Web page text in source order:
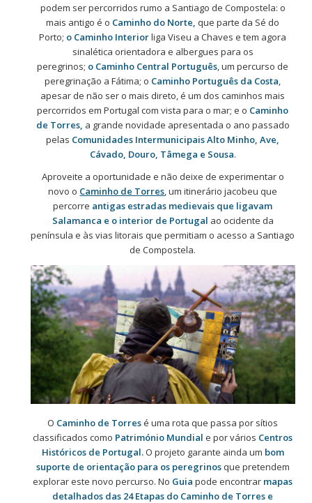
podem ser percorridos rumo a Santiago de Compostela: o
mais antigo é o Caminho do Norte,que parte da Sé do
Porto; o Caminho Interiorliga Viseu a Chaves e tem agora
sinalética orientadora e albergues para os
peregrinos; o Caminho Central Português, um percurso de
peregrinação a Fátima; o Caminho Português da Costa,
apesar de não ser o mais direto, é um dos caminhos mais
percorridos em Portugal com vista para o mar; e o Caminho
de Torres, a grande novidade apresentada o ano passado
pelas Comunidades Intermunicipais Alto Minho, Ave,
Cávado, Douro, Tâmega e Sousa.
Aproveite a oportunidade e não deixe de experimentar o
novo o Caminho de Torres, um itinerário jacobeu que
percorre antigas estradas medievais que ligavam
Salamanca e o interior de Portugal ao ocidente da
península e às vias litorais que permitiam o acesso a Santiago
de Compostela.
O Caminho de Torresé uma rota que passa por sítios
classificados como Património Mundial e por vários Centros
Históricos de Portugal.O projeto garante ainda um bom
suporte de orientação para os peregrinosque pretendem
explorar este novo percurso. No Guiapode encontrar mapas
detalhados das 24 Etapas do Caminho de Torres e